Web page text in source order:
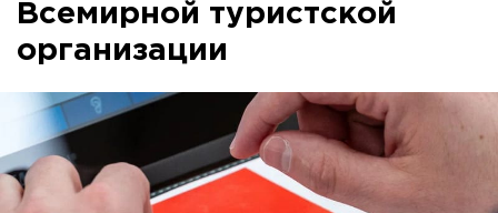
Всемирной туристской
организации